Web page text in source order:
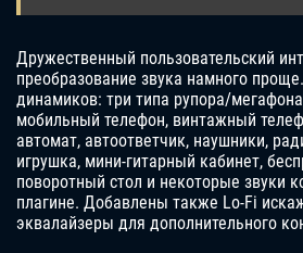
Дружественный пользовательский
преобразование звука намного
динамиков: три типа рупора/
мобильный телефон, винтажный
автомат, автоответчик, наушники,
игрушка, мини-гитарный кабинет,
поворотный стол и некоторые звуки
плагине. Добавлены также Lo-Fi
эквалайзеры для дополнительного